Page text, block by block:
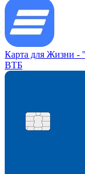
Карта для Жизни -
ВТБ